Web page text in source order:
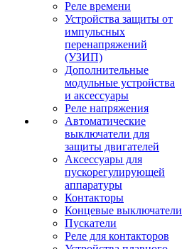
Реле времени
Устройства защиты от
импульсных
перенапряжений
(УЗИП)
Дополнительные
модульные устройства
и аксессуары
Реле напряжения
Автоматические
выключатели для
защиты двигателей
Аксессуары для
пускорегулирующей
аппаратуры
Контакторы
Концевые выключатели
Пускатели
Реле для контакторов